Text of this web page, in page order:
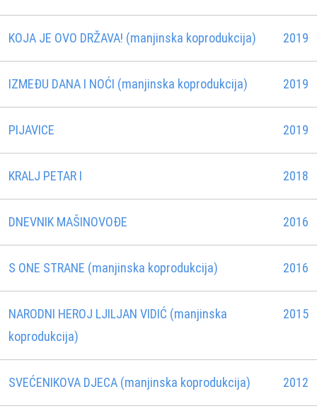
KOJA JE OVO DRŽAVA! (manjinska koprodukcija) 2019
IZMEĐU DANA I NOĆI (manjinska koprodukcija) 2019
PIJAVICE 2019
KRALJ PETAR I 2018
DNEVNIK MAŠINOVOĐE 2016
S ONE STRANE (manjinska koprodukcija) 2016
NARODNI HEROJ LJILJAN VIDIĆ (manjinska
koprodukcija)
2015
SVEĆENIKOVA DJECA (manjinska koprodukcija) 2012